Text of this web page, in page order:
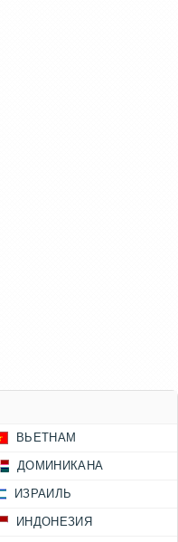
ВЬЕТНАМ
ДОМИНИКАНА
ИЗРАИЛЬ
ИНДОНЕЗИЯ